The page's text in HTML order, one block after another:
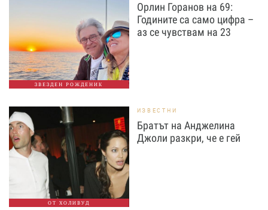
ЗВЕЗДЕН РОЖДЕНИК
Орлин Горанов на 69:
Годините са само цифра –
аз се чувствам на 23
ОТ ХОЛИВУД
ИЗВЕСТНИ
Братът на Анджелина
Джоли разкри, че е гей